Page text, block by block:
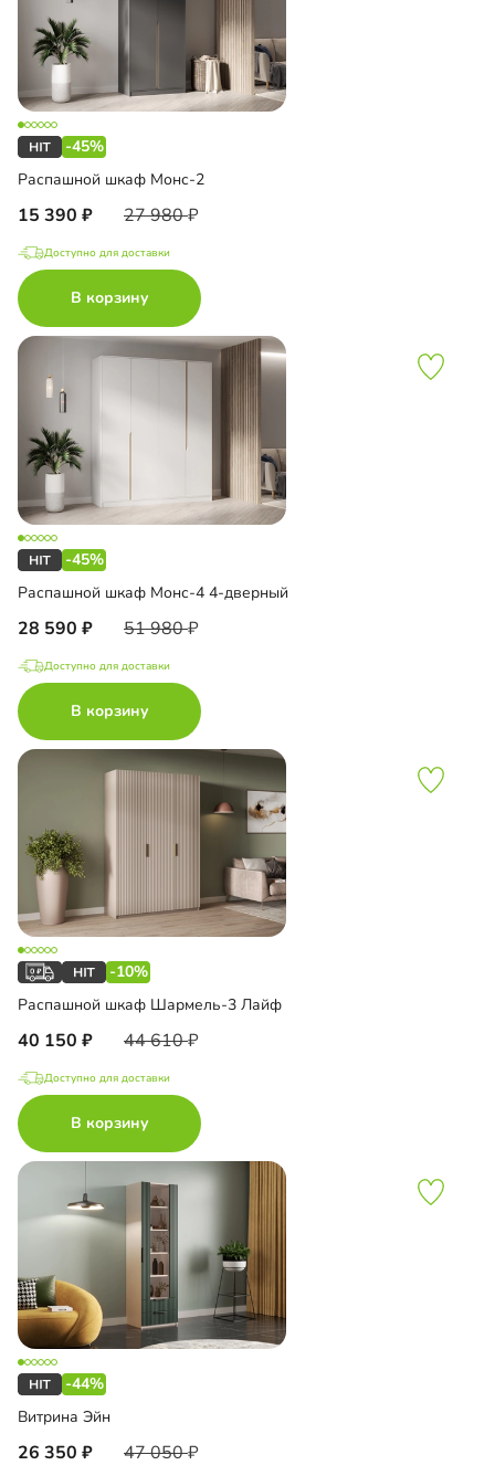
-45%
Распашной шкаф Монс-2
15 390 27 980
Доступно для доставки
В корзину
-45%
Распашной шкаф Монс-4 4-дверный
28 590 51 980
Доступно для доставки
В корзину
-10%
Распашной шкаф Шармель-3 Лайф
40 150 44 610
Доступно для доставки
В корзину
-44%
Витрина Эйн
26 350 47 050